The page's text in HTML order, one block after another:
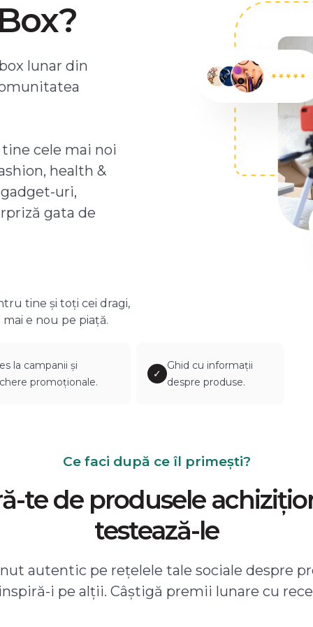
lunar din
cele mai noi
health &
uri,
gata de
tine și toți cei dragi,
e nou pe piață.
la campanii și
promoționale.
✓
Ghid cu informații
despre produse.
Ce faci după ce îl primești?
te de produsele
testează-le
autentic pe rețelele tale sociale despre
i pe alții. Câștigă premii lunare cu